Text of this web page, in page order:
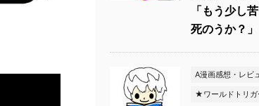
「もう少し
死のうか？」
A漫画感想・レビ
★ワールドトリガ